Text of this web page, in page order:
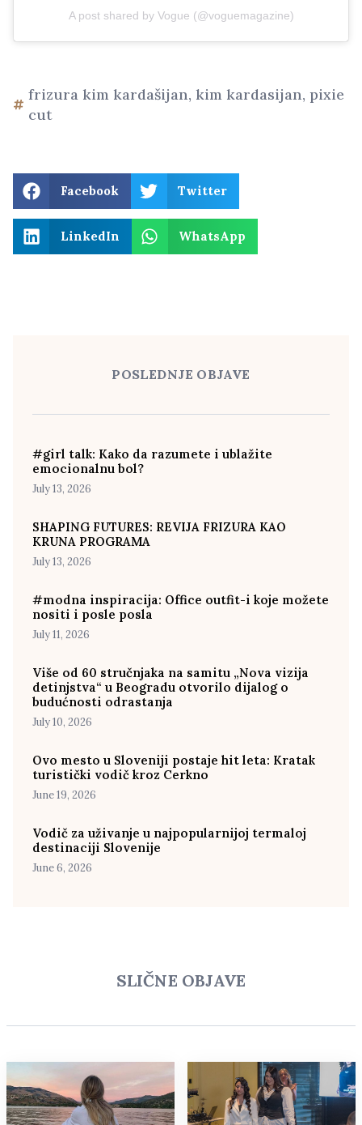
A post shared by Vogue (@voguemagazine)
frizura kim kardašijan, kim kardasijan, pixie
cut
Facebook Twitter
LinkedIn WhatsApp
POSLEDNJE OBJAVE
#girl talk: Kako da razumete i ublažite
emocionalnu bol?
July 13, 2026
SHAPING FUTURES: REVIJA FRIZURA KAO
KRUNA PROGRAMA
July 13, 2026
#modna inspiracija: Office outfit-i koje možete
nositi i posle posla
July 11, 2026
Više od 60 stručnjaka na samitu „Nova vizija
detinjstva“ u Beogradu otvorilo dijalog o
budućnosti odrastanja
July 10, 2026
Ovo mesto u Sloveniji postaje hit leta: Kratak
turistički vodič kroz Cerkno
June 19, 2026
Vodič za uživanje u najpopularnijoj termaloj
destinaciji Slovenije
June 6, 2026
SLIČNE OBJAVE